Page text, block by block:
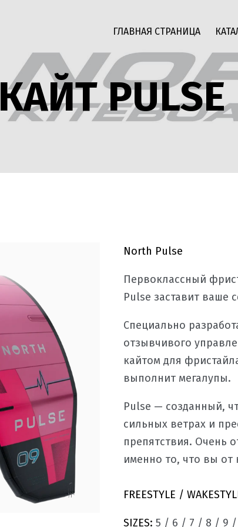
ГЛАВНАЯ СТРАНИЦА
КАЙТ PULSE
North Pulse
Первоклассный
Pulse заставит ваше
Специально
отзывчивого
кайтом для
выполнит мегалупы.
Pulse — созданный,
сильных ветрах и
препятствия. Очень
именно то, что вы от
FREESTYLE /
SIZES: 5 / 6 / 7 / 8 / 9 /